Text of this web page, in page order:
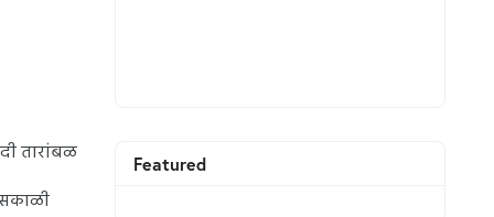
तारांबळ
Featured